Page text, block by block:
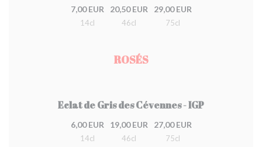
7,00 EUR
14cl
20,50 EUR
46cl
29,00 EUR
75cl
ROSÉS
Eclat de Gris des Cévennes - IGP
6,00 EUR
14cl
19,00 EUR
46cl
27,00 EUR
75cl